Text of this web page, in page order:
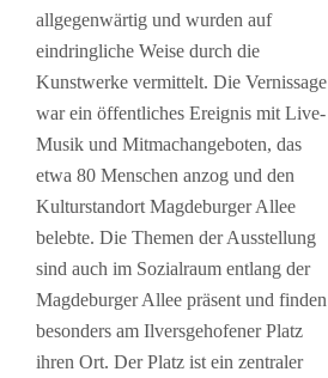
allgegenwärtig und wurden auf
eindringliche Weise durch die
Kunstwerke vermittelt. Die Vernissage
war ein öffentliches Ereignis mit Live-
Musik und Mitmachangeboten, das
etwa 80 Menschen anzog und den
Kulturstandort Magdeburger Allee
belebte. Die Themen der Ausstellung
sind auch im Sozialraum entlang der
Magdeburger Allee präsent und finden
besonders am Ilversgehofener Platz
ihren Ort. Der Platz ist ein zentraler